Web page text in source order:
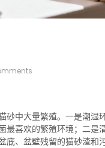
中大量繁殖。一是潮湿
喜欢的繁殖环境；二是
、盆壁残留的猫砂渣和